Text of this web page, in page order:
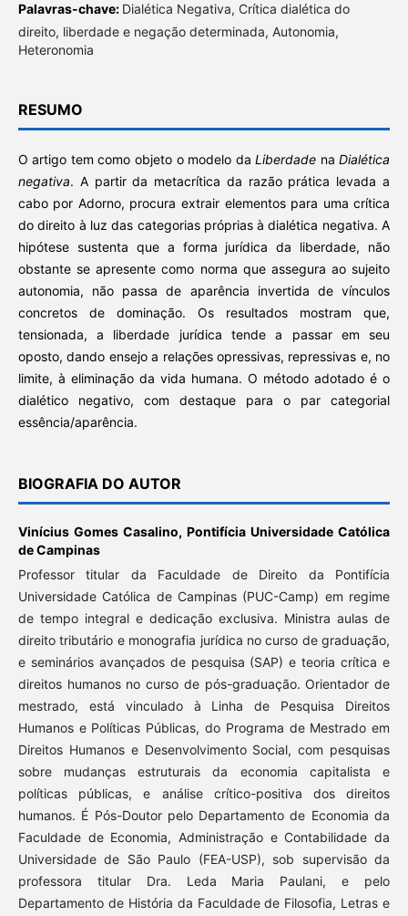
Palavras-chave: Dialética Negativa, Crítica dialética do
direito, liberdade e negação determinada, Autonomia,
Heteronomia
RESUMO
O artigo tem como objeto o modelo daLiberdade naDialética
negativa. A partir da metacrítica da razão prática levada a
cabo por Adorno, procura extrair elementos para uma crítica
do direito à luz das categorias próprias à dialética negativa. A
hipótese sustenta que a forma jurídica da liberdade, não
obstante se apresente como norma que assegura ao sujeito
autonomia, não passa de aparência invertida de vínculos
concretos de dominação. Os resultados mostram que,
tensionada, a liberdade jurídica tende a passar em seu
oposto, dando ensejo a relações opressivas, repressivas e, no
limite, à eliminação da vida humana. O método adotado é o
dialético negativo, com destaque para o par categorial
essência/aparência.
BIOGRAFIA DO AUTOR
Vinícius Gomes Casalino,Pontifícia Universidade Católica
de Campinas
Professor titular da Faculdade de Direito da Pontifícia
Universidade Católica de Campinas (PUC-Camp) em regime
de tempo integral e dedicação exclusiva. Ministra aulas de
direito tributário e monografia jurídica no curso de graduação,
e seminários avançados de pesquisa (SAP) e teoria crítica e
direitos humanos no curso de pós-graduação. Orientador de
mestrado, está vinculado à Linha de Pesquisa Direitos
Humanos e Políticas Públicas, do Programa de Mestrado em
Direitos Humanos e Desenvolvimento Social, com pesquisas
sobre mudanças estruturais da economia capitalista e
políticas públicas, e análise crítico-positiva dos direitos
humanos. É Pós-Doutor pelo Departamento de Economia da
Faculdade de Economia, Administração e Contabilidade da
Universidade de São Paulo (FEA-USP), sob supervisão da
professora titular Dra. Leda Maria Paulani, e pelo
Departamento de História da Faculdade de Filosofia, Letras e